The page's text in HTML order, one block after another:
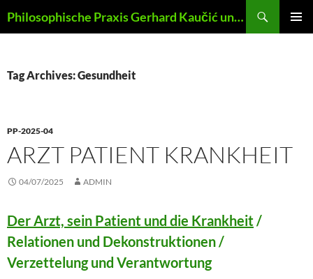
to
Philosophische Praxis Gerhard Kaučić und Anna Lydia Huber
Tag Archives: Gesundheit
PP-2025-04
ARZT PATIENT KRANKHEIT
04/07/2025 ADMIN
Der Arzt, sein Patient und die Krankheit/
Relationen und Dekonstruktionen /
Verzettelung und Verantwortung